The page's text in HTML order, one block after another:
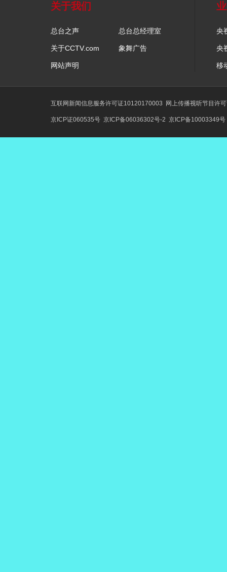
关于我们
总台之声 总台总经理室
关于CCTV.com 象舞广告
网站声明
央
央
移
互联网新闻信息服务许可证10120170003 网上传播视听节目许
京ICP证060535号 京ICP备06036302号-2 京ICP备10003349号